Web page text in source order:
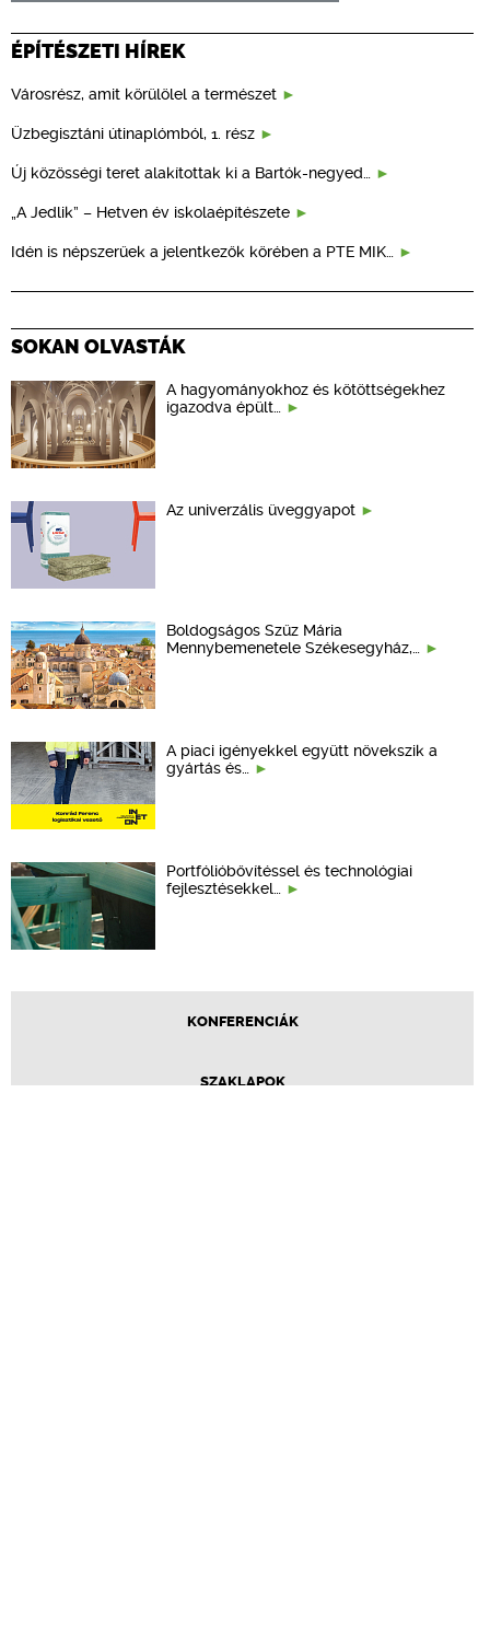
ÉPÍTÉSZETI HÍREK
Városrész, amit körülölel a természet
Üzbegisztáni útinaplómból, 1. rész
Új közösségi teret alakítottak ki a Bartók-negyed…
„A Jedlik” – Hetven év iskolaépítészete
Idén is népszerűek a jelentkezők körében a PTE MIK…
SOKAN OLVASTÁK
A hagyományokhoz és kötöttségekhez
igazodva épült…
Az univerzális üveggyapot
Boldogságos Szűz Mária
Mennybemenetele Székesegyház,…
A piaci igényekkel együtt növekszik a
gyártás és…
Portfólióbővítéssel és technológiai
fejlesztésekkel…
KONFERENCIÁK
SZAKLAPOK